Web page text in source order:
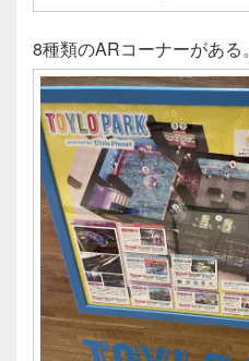
8種類のARコーナーがある。